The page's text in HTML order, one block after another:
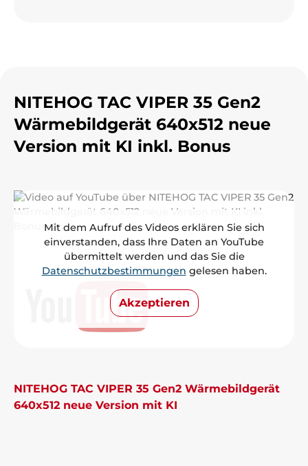
NITEHOG TAC VIPER 35 Gen2
Wärmebildgerät 640x512 neue
Version mit KI inkl. Bonus
Mit dem Aufruf des Videos erklären Sie sich
einverstanden, dass Ihre Daten an YouTube
übermittelt werden und das Sie die
Datenschutzbestimmungen gelesen haben.
Akzeptieren
NITEHOG TAC VIPER 35 Gen2 Wärmebildgerät
640x512 neue Version mit KI